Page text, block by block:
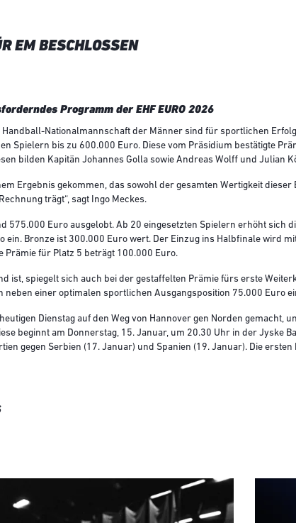
EM BESCHLOSSEN
Programm der EHF EURO 2026
Nationalmannschaft der Männer sind für sportlichen
Spielern bis zu 600.000 Euro. Diese vom Präsidium bestätigte
bilden Kapitän Johannes Golla sowie Andreas Wolff und Julian
Ergebnis gekommen, das sowohl der gesamten Wertigkeit
trägt“, sagt Ingo Meckes.
575.000 Euro ausgelobt. Ab 20 eingesetzten Spielern erhöht sich
ein. Bronze ist 300.000 Euro wert. Der Einzug ins Halbfinale wird
Prämie für Platz 5 beträgt 100.000 Euro.
ist, spiegelt sich auch bei der gestaffelten Prämie fürs erste
neben einer optimalen sportlichen Ausgangsposition 75.000 Euro
Dienstag auf den Weg von Hannover gen Norden gemacht,
beginnt am Donnerstag, 15. Januar, um 20.30 Uhr in der Jyske
gegen Serbien (17. Januar) und Spanien (19. Januar). Die